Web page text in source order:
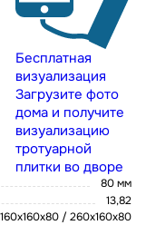
Бесплатная
визуализация
Загрузите фото
дома и получите
визуализацию
тротуарной
плитки во дворе
80 мм
13,82
/ 260х160х80